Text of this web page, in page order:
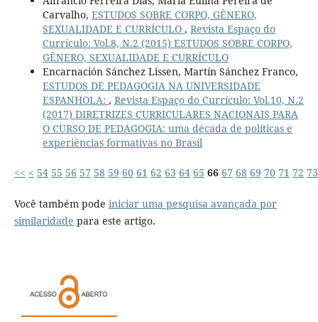
Carvalho, ESTUDOS SOBRE CORPO, GÊNERO,
SEXUALIDADE E CURRÍCULO , Revista Espaço do
Currículo: Vol.8, N.2 (2015) ESTUDOS SOBRE CORPO,
GÊNERO, SEXUALIDADE E CURRÍCULO
Encarnación Sánchez Lissen, Martín Sánchez Franco,
ESTUDOS DE PEDAGOGIA NA UNIVERSIDADE
ESPANHOLA: , Revista Espaço do Currículo: Vol.10, N.2
(2017) DIRETRIZES CURRICULARES NACIONAIS PARA
O CURSO DE PEDAGOGIA: uma década de políticas e
experiências formativas no Brasil
<< < 54 55 56 57 58 59 60 61 62 63 64 65 66 67 68 69 70 71 72 73
Você também pode iniciar uma pesquisa avançada por
similaridade para este artigo.